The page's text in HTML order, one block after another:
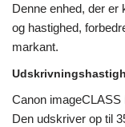
Denne enhed, der er
og hastighed,
markant.
Canon
Den udskriver op til